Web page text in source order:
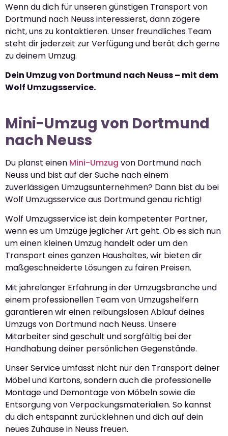
Wenn du dich für unseren günstigen Transport von
Dortmund nach Neuss interessierst, dann zögere
nicht, uns zu kontaktieren. Unser freundliches Team
steht dir jederzeit zur Verfügung und berät dich gerne
zu deinem Umzug.
Dein Umzug von Dortmund nach Neuss – mit dem
Wolf Umzugsservice.
Mini-Umzug von Dortmund
nach Neuss
Du planst einen Mini-Umzug von Dortmund nach
Neuss und bist auf der Suche nach einem
zuverlässigen Umzugsunternehmen? Dann bist du bei
Wolf Umzugsservice aus Dortmund genau richtig!
Wolf Umzugsservice ist dein kompetenter Partner,
wenn es um Umzüge jeglicher Art geht. Ob es sich nun
um einen kleinen Umzug handelt oder um den
Transport eines ganzen Haushaltes, wir bieten dir
maßgeschneiderte Lösungen zu fairen Preisen.
Mit jahrelanger Erfahrung in der Umzugsbranche und
einem professionellen Team von Umzugshelfern
garantieren wir einen reibungslosen Ablauf deines
Umzugs von Dortmund nach Neuss. Unsere
Mitarbeiter sind geschult und sorgfältig bei der
Handhabung deiner persönlichen Gegenstände.
Unser Service umfasst nicht nur den Transport deiner
Möbel und Kartons, sondern auch die professionelle
Montage und Demontage von Möbeln sowie die
Entsorgung von Verpackungsmaterialien. So kannst
du dich entspannt zurücklehnen und dich auf dein
neues Zuhause in Neuss freuen.